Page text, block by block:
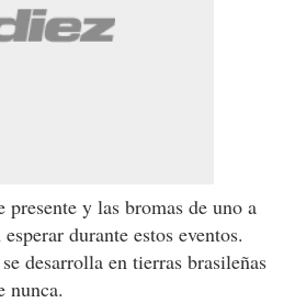
y las bromas de uno a
durante estos eventos.
desarrolla en tierras brasileñas
nunca.